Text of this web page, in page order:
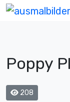
Poppy
208